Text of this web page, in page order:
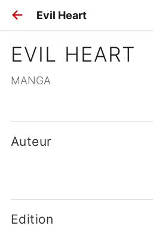
Evil Heart
EVIL HEART
MANGA
Auteur
Edition